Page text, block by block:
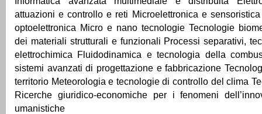
attuazioni e controllo e reti Microelettronica e
optoelettronica Micro e nano tecnologie Tecnologie
dei materiali strutturali e funzionali Processi separativi,
elettrochimica Fluidodinamica e tecnologia della
sistemi avanzati di progettazione e fabbricazione
territorio Meteorologia e tecnologie di controllo del clima
Ricerche giuridico-economiche per i fenomeni
umanistiche